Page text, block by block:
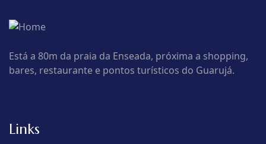
Está a 80m da praia da Enseada, próxima a shopping,
bares, restaurante e pontos turísticos do Guarujá.
Links